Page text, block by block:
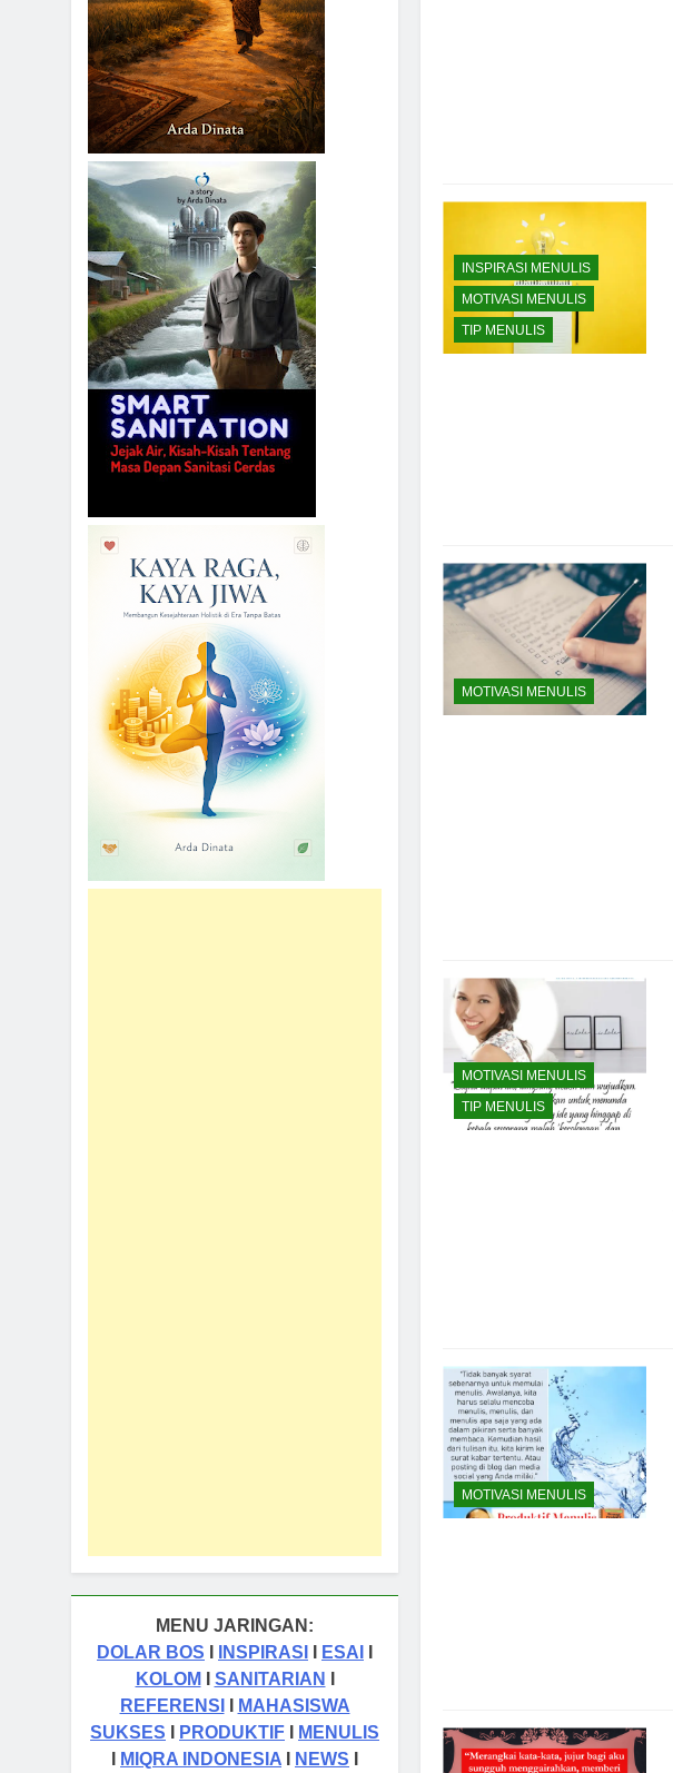
MENU JARINGAN:
DOLAR BOS
INSPIRASI ESAI
KOLOM
SANITARIAN
REFERENSI
MAHASISWA
SUKSES
PRODUKTIF
MENULIS
MIQRA INDONESIA NEWS
INSPIRASI MENULIS
MOTIVASI MENULIS
TIP MENULIS
MOTIVASI MENULIS
MOTIVASI MENULIS
TIP MENULIS
MOTIVASI MENULIS